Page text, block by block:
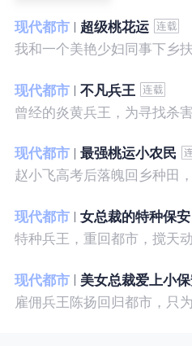
现代都市
超级桃花运
现代都市
不凡兵王
现代都市
最强桃运小农民
现代都市
女总裁的特种保安
现代都市
美女总裁爱上小